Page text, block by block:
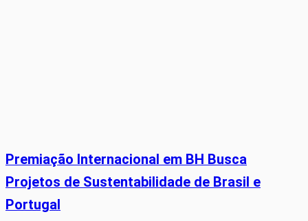
Premiação Internacional em BH Busca
Projetos de Sustentabilidade de Brasil e
Portugal